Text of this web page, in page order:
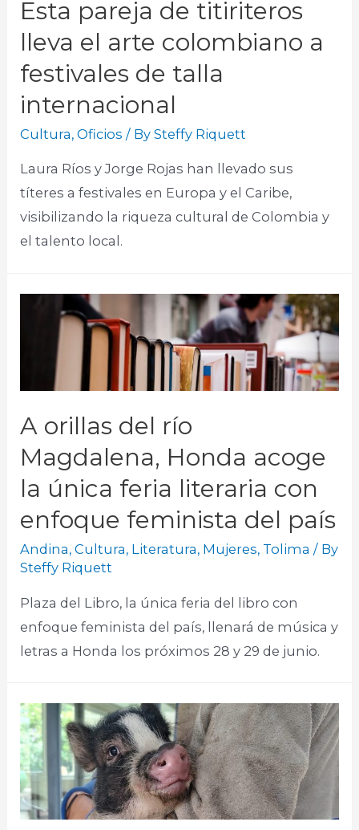
Esta pareja de titiriteros
lleva el arte colombiano a
festivales de talla
internacional
Cultura,Oficios / BySteffy Riquett
Laura Ríos y Jorge Rojas han llevado sus
títeres a festivales en Europa y el Caribe,
visibilizando la riqueza cultural de Colombia y
el talento local.
A orillas del río
Magdalena, Honda acoge
la única feria literaria con
enfoque feminista del país
Andina,Cultura, Literatura, Mujeres, Tolima / By
Steffy Riquett
Plaza del Libro, la única feria del libro con
enfoque feminista del país, llenará de música y
letras a Honda los próximos 28 y 29 de junio.